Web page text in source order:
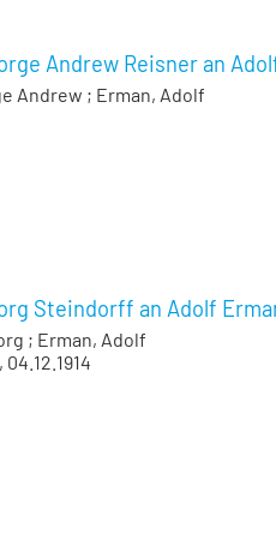
Andrew Reisner an
Andrew ; Erman, Adolf
Steindorff an Adolf
; Erman, Adolf